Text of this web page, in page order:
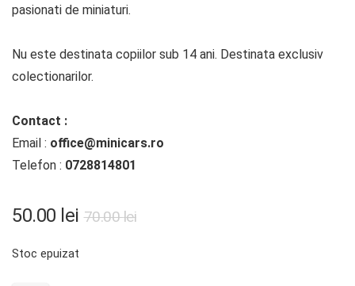
pasionati de miniaturi.
Nu este destinata copiilor sub 14 ani. Destinata exclusiv
colectionarilor.
Contact :
Email : office@minicars.ro
Telefon : 0728814801
70.00leiPrețul
50.00 lei
Prețul
Stoc epuizat